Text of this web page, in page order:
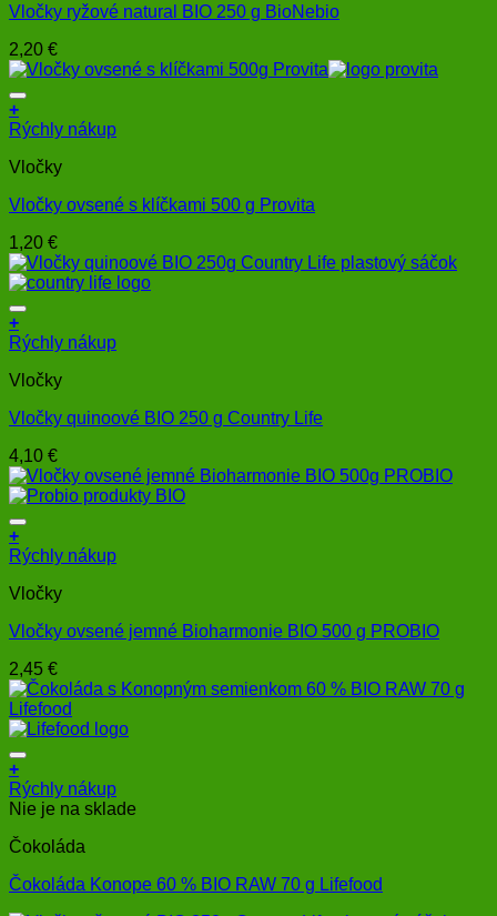
Vločky ryžové natural BIO 250 g BioNebio
2,20 €
+
Rýchly nákup
Vločky
Vločky ovsené s klíčkami 500 g Provita
1,20 €
+
Rýchly nákup
Vločky
Vločky quinoové BIO 250 g Country Life
4,10 €
+
Rýchly nákup
Vločky
Vločky ovsené jemné Bioharmonie BIO 500 g PROBIO
2,45 €
+
Rýchly nákup
Nie je na sklade
Čokoláda
Čokoláda Konope 60 % BIO RAW 70 g Lifefood